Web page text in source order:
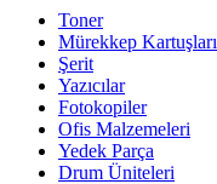
Toner
Mürekkep Kartuşları
Şerit
Yazıcılar
Fotokopiler
Ofis Malzemeleri
Yedek Parça
Drum Üniteleri